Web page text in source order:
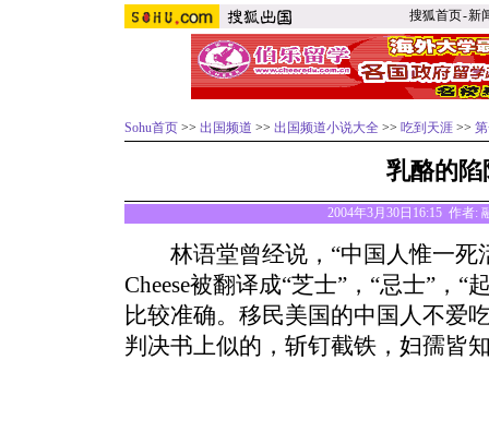
搜狐首页-新
Sohu首页 >> 出国频道 >> 出国频道小说大全 >> 吃到天涯 >>
乳酪的陷
2004年3月30日16:15 作者:
林语堂曾经说，“中国人惟一死活
Cheese被翻译成“芝士”，“忌士”，“
比较准确。移民美国的中国人不爱
判决书上似的，斩钉截铁，妇孺皆